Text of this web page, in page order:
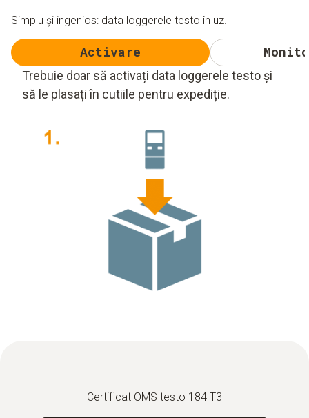
Simplu și ingenios: data loggerele testo în uz.
Activare
Trebuie doar să activați data loggerele testo și
să le plasați în cutiile pentru expediție.
Certificat OMS testo 184 T3